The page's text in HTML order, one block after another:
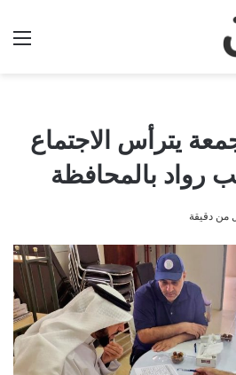
يترأس الاجتماع
رواد بالمحافظة
من دقيقة